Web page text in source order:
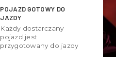
POJAZD GOTOWY DO
JAZDY
Każdy dostarczany
pojazd jest
przygotowany do jazdy